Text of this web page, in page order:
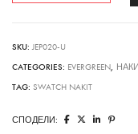
SKU:JEP020-U
CATEGORIES: EVERGREEN,
TAG: SWATCH NAKIT
СПОДЕЛИ: